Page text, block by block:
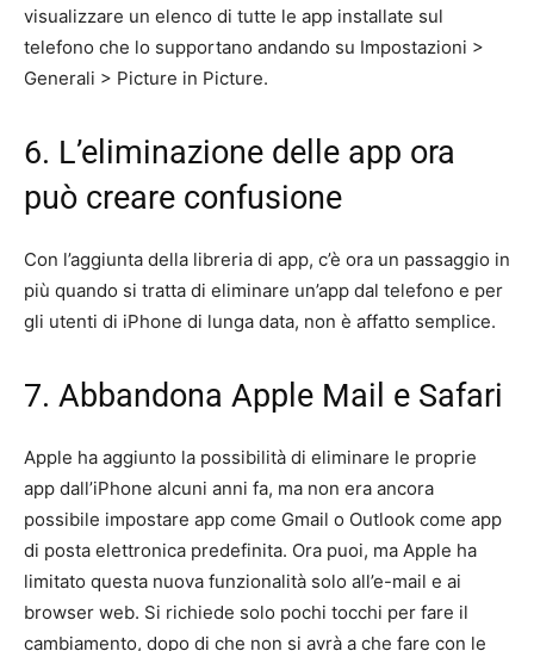
visualizzare un elenco di tutte le app installate sul
telefono che lo supportano andando su Impostazioni >
Generali > Picture in Picture.
6. L’eliminazione delle app ora
può creare confusione
Con l’aggiunta della libreria di app, c’è ora un passaggio in
più quando si tratta di eliminare un’app dal telefono e per
gli utenti di iPhone di lunga data, non è affatto semplice.
7. Abbandona Apple Mail e Safari
Apple ha aggiunto la possibilità di eliminare le proprie
app dall’iPhone alcuni anni fa, ma non era ancora
possibile impostare app come Gmail o Outlook come app
di posta elettronica predefinita. Ora puoi, ma Apple ha
limitato questa nuova funzionalità solo all’e-mail e ai
browser web. Si richiede solo pochi tocchi per fare il
cambiamento, dopo di che non si avrà a che fare con le